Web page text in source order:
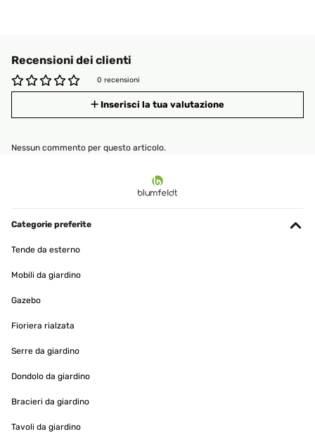
Recensioni dei clienti
0 recensioni
Inserisci la tua valutazione
Nessun commento per questo articolo.
Categorie preferite
Tende da esterno
Mobili da giardino
Gazebo
Fioriera rialzata
Serre da giardino
Dondolo da giardino
Bracieri da giardino
Tavoli da giardino